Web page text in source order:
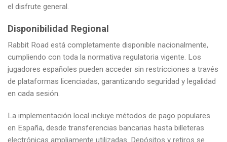
el disfrute general.
Disponibilidad Regional
Rabbit Road está completamente disponible nacionalmente,
cumpliendo con toda la normativa regulatoria vigente. Los
jugadores españoles pueden acceder sin restricciones a través
de plataformas licenciadas, garantizando seguridad y legalidad
en cada sesión.
La implementación local incluye métodos de pago populares
en España, desde transferencias bancarias hasta billeteras
electrónicas ampliamente utilizadas. Depósitos y retiros se